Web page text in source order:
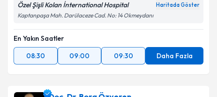
Özel Şişli Kolan İnternational Hospital Haritada Göster
Kaptanpaşa Mah. Darülaceze Cad. No: 14 Okmeydanı
En Yakın Saatler
08:30
09:00 09:30 Daha Fazla